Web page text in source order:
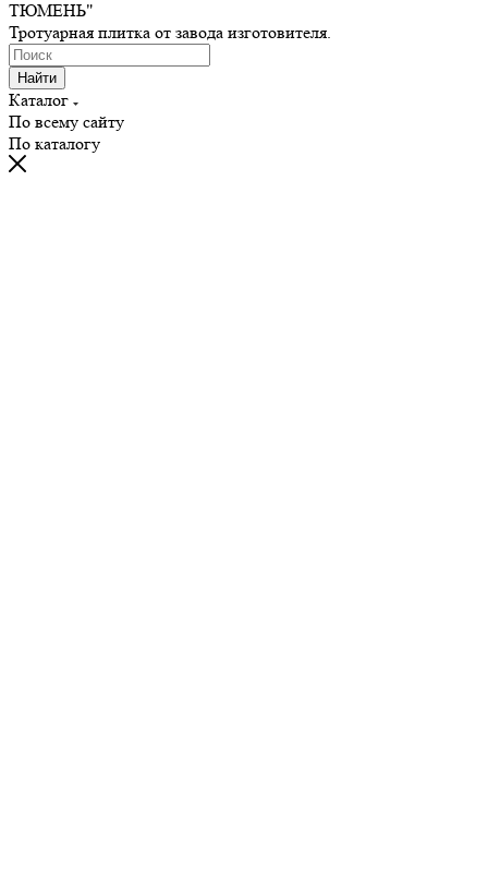
ТЮМЕНЬ"
Тротуарная плитка от завода изготовителя.
Найти
Каталог
По всему сайту
По каталогу